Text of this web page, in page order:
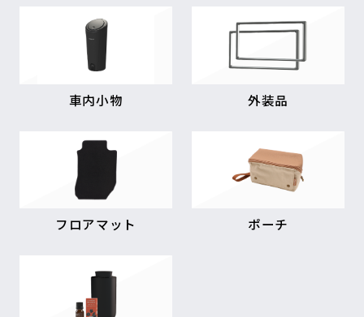
車内小物 外装品
フロアマット ポーチ